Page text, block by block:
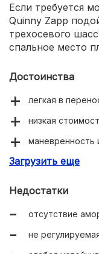
Если требуется
Quinny Zapp
трехосевого
спальное место
Достоинства
легкая в
низкая
маневренность
компактные
Загрузить еще
Недостатки
отсутствие
не